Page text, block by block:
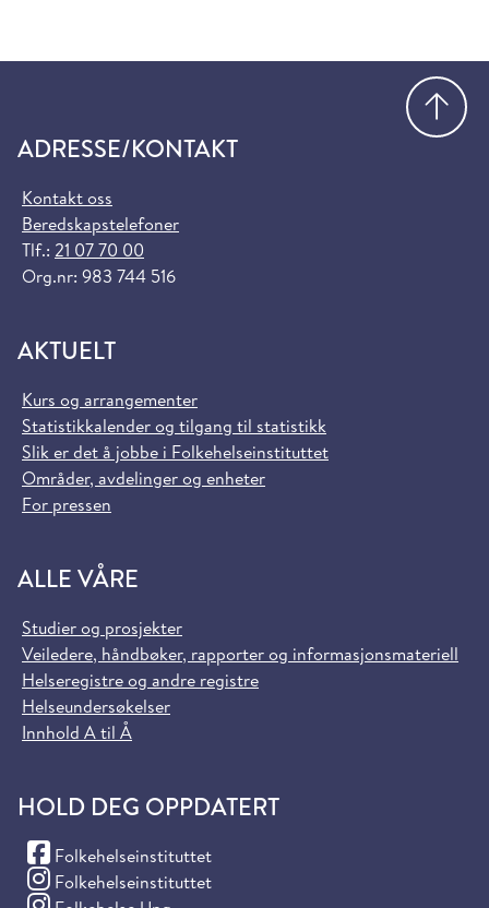
ADRESSE/KONTAKT
Kontakt oss
Beredskapstelefoner
Tlf.: 21 07 70 00
Org.nr: 983 744 516
AKTUELT
Kurs og arrangementer
Statistikkalender og tilgang til statistikk
Slik er det å jobbe i Folkehelseinstituttet
Områder, avdelinger og enheter
For pressen
ALLE VÅRE
Studier og prosjekter
Veiledere, håndbøker, rapporter og informasjonsmateriell
Helseregistre og andre registre
Helseundersøkelser
Innhold A til Å
HOLD DEG OPPDATERT
Folkehelseinstituttet
(Facebook)
Folkehelseinstituttet
(Instagram)